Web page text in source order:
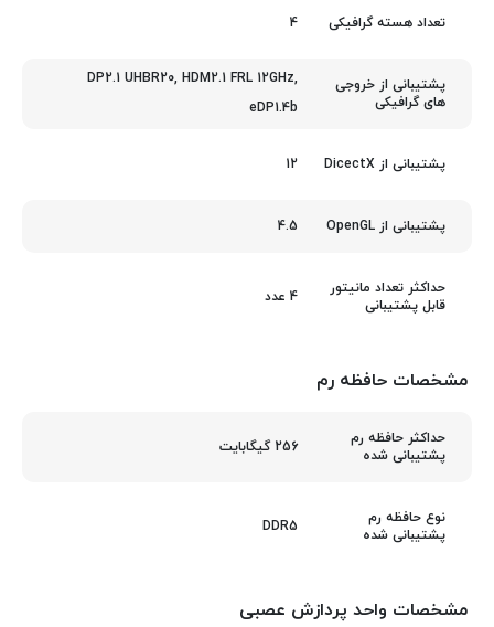
تعداد هسته گرافیکی 4
پشتیبانی از خروجی
های گرافیکی
DP2.1 UHBR20, HDM2.1 FRL 12GHz,
eDP1.4b
پشتیبانی از DicectX 12
پشتیبانی از OpenGL 4.5
حداکثر تعداد مانیتور
قابل پشتیبانی
4 عدد
مشخصات حافظه رم
حداکثر حافظه رم
پشتیبانی شده
256 گیگابایت
نوع حافظه رم
پشتیبانی شده
DDR5
مشخصات واحد پردازش عصبی